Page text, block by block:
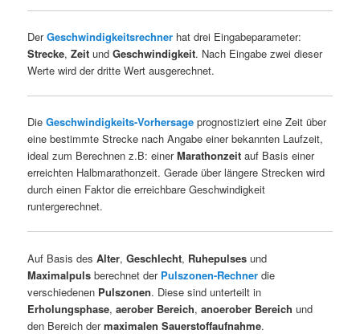
DerGeschwindigkeitsrechner hat drei Eingabeparameter:
Strecke,Zeit undGeschwindigkeit. Nach Eingabe zwei dieser
Werte wird der dritte Wert ausgerechnet.
DieGeschwindigkeits-Vorhersage prognostiziert eine Zeit über
eine bestimmte Strecke nach Angabe einer bekannten Laufzeit,
ideal zum Berechnen z.B: einerMarathonzeit auf Basis einer
erreichten Halbmarathonzeit. Gerade über längere Strecken wird
durch einen Faktor die erreichbare Geschwindigkeit
runtergerechnet.
Auf Basis desAlter,Geschlecht, Ruhepulses und
Maximalpuls berechnet der Pulszonen-Rechner die
verschiedenen Pulszonen. Diese sind unterteilt in
Erholungsphase,aerober Bereich,anoerober Bereich und
den Bereich dermaximalen Sauerstoffaufnahme.